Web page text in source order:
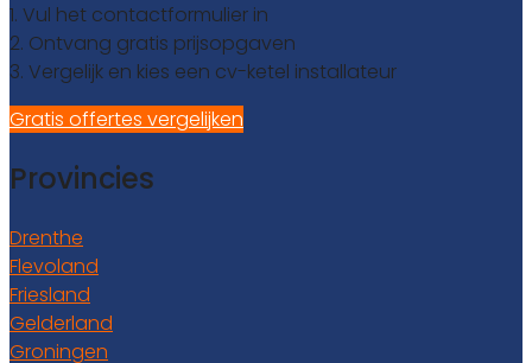
1. Vul het contactformulier in
2. Ontvang gratis prijsopgaven
3. Vergelijk en kies een cv-ketel installateur
Gratis offertes vergelijken
Provincies
Drenthe
Flevoland
Friesland
Gelderland
Groningen